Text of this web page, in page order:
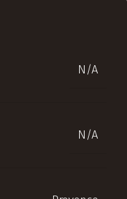
N/A
N/A